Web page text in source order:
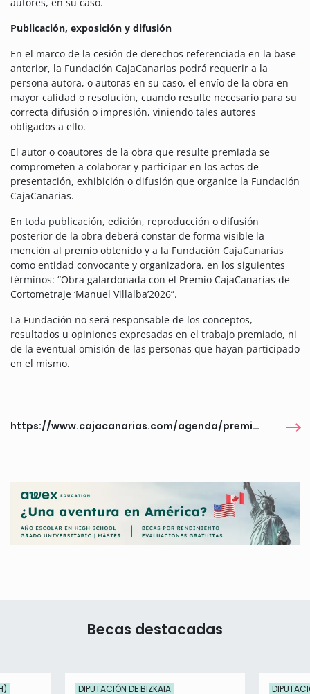
Publicación, exposición y difusión
En el marco de la cesión de derechos referenciada en la base
anterior, la Fundación CajaCanarias podrá requerir a la
persona autora, o autoras en su caso, el envío de la obra en
mayor calidad o resolución, cuando resulte necesario para su
correcta difusión o impresión, viniendo tales autores
obligados a ello.
El autor o coautores de la obra que resulte premiada se
comprometen a colaborar y participar en los actos de
presentación, exhibición o difusión que organice la Fundación
CajaCanarias.
En toda publicación, edición, reproducción o difusión
posterior de la obra deberá constar de forma visible la
mención al premio obtenido y a la Fundación CajaCanarias
como entidad convocante y organizadora, en los siguientes
términos: “Obra galardonada con el Premio CajaCanarias de
Cortometraje ‘Manuel Villalba’2026”.
La Fundación no será responsable de los conceptos,
resultados u opiniones expresadas en el trabajo premiado, ni
de la eventual omisión de las personas que hayan participado
en el mismo.
https://www.cajacanarias.com/agenda/premios-cajacanarias-2026/
Becas destacadas
DIPUTACIÓN DE BIZKAIA